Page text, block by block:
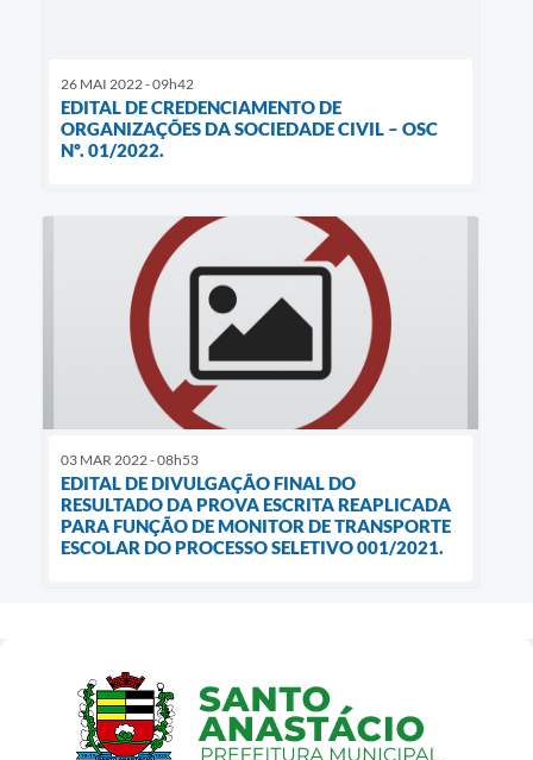
26 MAI 2022 - 09h42
EDITAL DE CREDENCIAMENTO DE
ORGANIZAÇÕES DA SOCIEDADE CIVIL – OSC
Nº. 01/2022.
03 MAR 2022 - 08h53
EDITAL DE DIVULGAÇÃO FINAL DO
RESULTADO DA PROVA ESCRITA REAPLICADA
PARA FUNÇÃO DE MONITOR DE TRANSPORTE
ESCOLAR DO PROCESSO SELETIVO 001/2021.